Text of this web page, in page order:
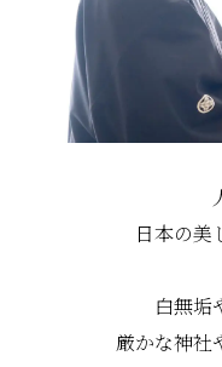
日本の美
白無垢
厳かな神社